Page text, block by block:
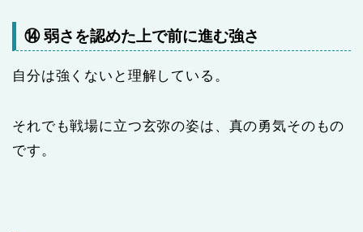
⑭ 弱さを認めた上で前に進む強さ
自分は強くないと理解している。
それでも戦場に立つ玄弥の姿は、真の勇気そのもの
です。